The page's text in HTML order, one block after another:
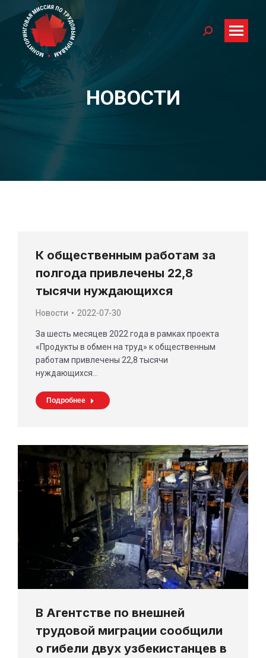
Search:
НОВОСТИ
You are here:
К общественным работам за
полгода привлечены 22,8
тысячи нуждающихся
Новости 2022-07-30
За шесть месяцев 2022 года в рамках проекта
«Продукты в обмен на труд» к общественным
работам привлечены 22,8 тысячи
нуждающихся…
Подробнее
В Агентстве по внешней
трудовой миграции сообщили
о гибели двух узбекистанцев в